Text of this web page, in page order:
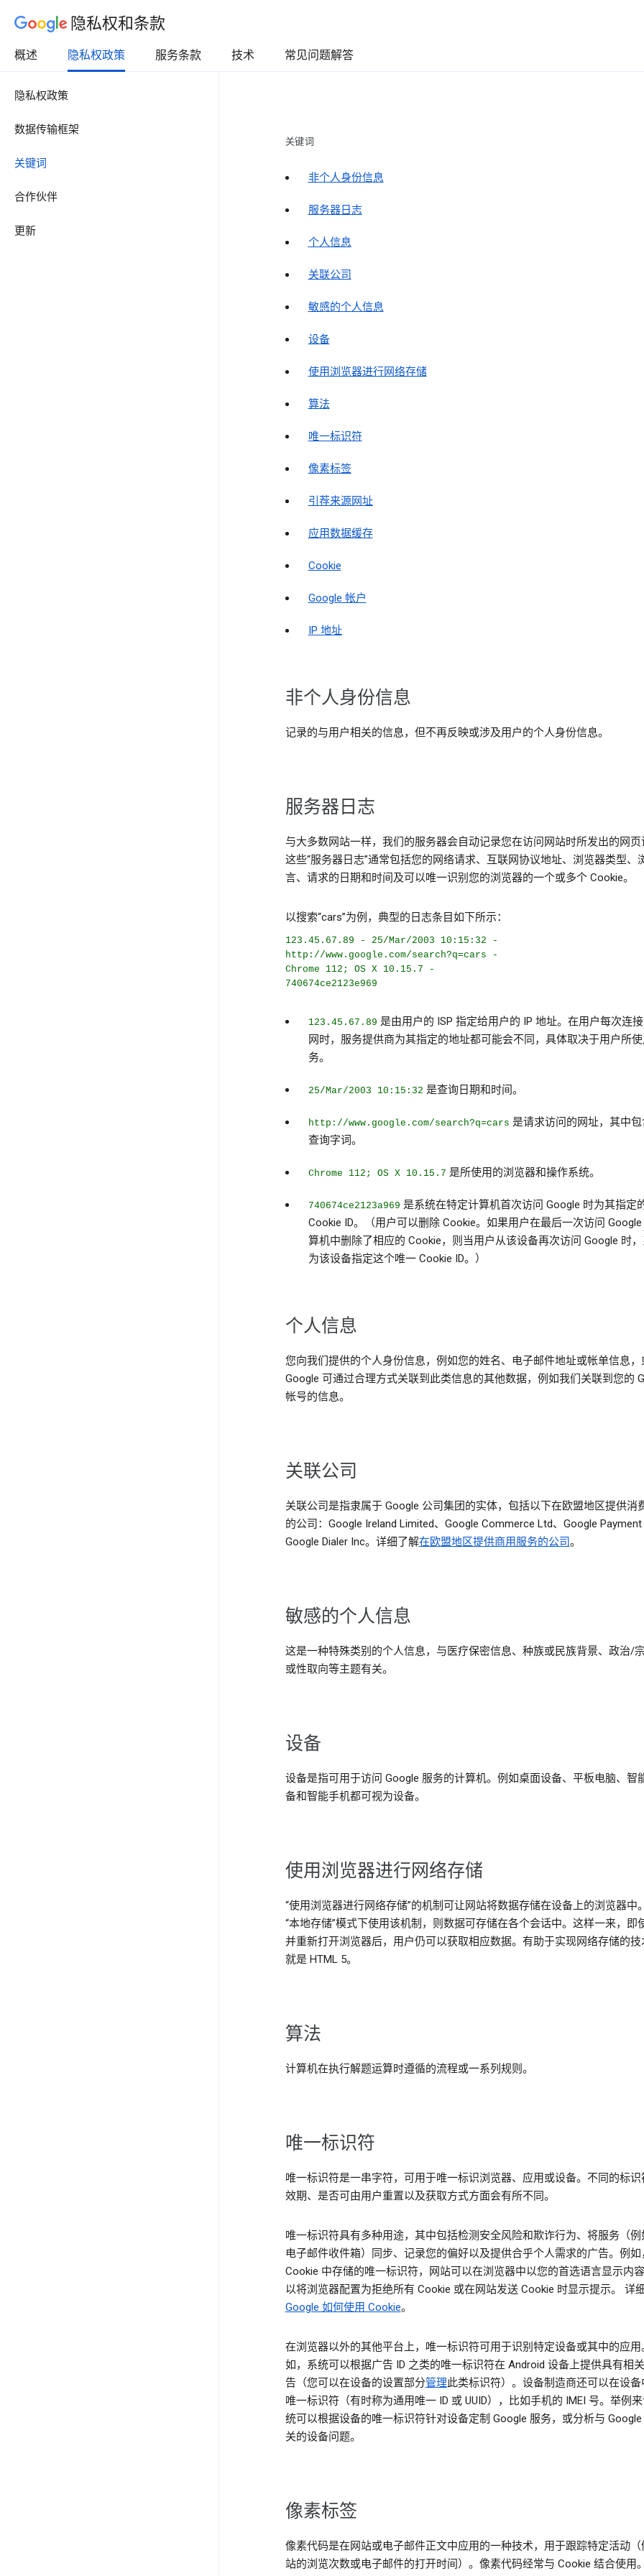
隐私权和条款
概述 隐私权政策 服务条款 技术 常见问题解答
隐私权政策
数据传输框架
关键词
合作伙伴
更新
关键词
非个人身份信息
服务器日志
个人信息
关联公司
敏感的个人信息
设备
使用浏览器进行网络存储
算法
唯一标识符
像素标签
引荐来源网址
应用数据缓存
Cookie
Google 帐户
IP 地址
非个人身份信息
记录的与用户相关的信息，但不再反映或涉及用户的个人身份信息。
服务器日志
与大多数网站一样，我们的服务器会自动记录您在访问网站时所发出的网页
这些“服务器日志”通常包括您的网络请求、互联网协议地址、浏览器类型、
言、请求的日期和时间及可以唯一识别您的浏览器的一个或多个 Cookie。
以搜索“cars”为例，典型的日志条目如下所示：
123.45.67.89 - 25/Mar/2003 10:15:32 -
http://www.google.com/search?q=cars -
Chrome 112; OS X 10.15.7 -
740674ce2123e969
123.45.67.89 是由用户的 ISP 指定给用户的 IP 地址。在用户每次连
网时，服务提供商为其指定的地址都可能会不同，具体取决于用户所
务。
25/Mar/2003 10:15:32 是查询日期和时间。
http://www.google.com/search?q=cars 是请求访问的网址，其中包
查询字词。
Chrome 112; OS X 10.15.7 是所使用的浏览器和操作系统。
740674ce2123a969 是系统在特定计算机首次访问 Google 时为其指定
Cookie ID。（用户可以删除 Cookie。如果用户在最后一次访问
算机中删除了相应的 Cookie，则当用户从该设备再次访问 Google 时
为该设备指定这个唯一 Cookie ID。）
个人信息
您向我们提供的个人身份信息，例如您的姓名、电子邮件地址或帐单信息，
Google 可通过合理方式关联到此类信息的其他数据，例如我们关联到您的
帐号的信息。
关联公司
关联公司是指隶属于 Google 公司集团的实体，包括以下在欧盟地区提供消
的公司：Google Ireland Limited、Google Commerce Ltd、Google
Google Dialer Inc。详细了解在欧盟地区提供商用服务的公司。
敏感的个人信息
这是一种特殊类别的个人信息，与医疗保密信息、种族或民族背景、政治/
或性取向等主题有关。
设备
设备是指可用于访问 Google 服务的计算机。例如桌面设备、平板电脑、智
备和智能手机都可视为设备。
使用浏览器进行网络存储
“使用浏览器进行网络存储”的机制可让网站将数据存储在设备上的浏览器中
“本地存储”模式下使用该机制，则数据可存储在各个会话中。这样一来，即
并重新打开浏览器后，用户仍可以获取相应数据。有助于实现网络存储的技
就是 HTML 5。
算法
计算机在执行解题运算时遵循的流程或一系列规则。
唯一标识符
唯一标识符是一串字符，可用于唯一标识浏览器、应用或设备。不同的标识
效期、是否可由用户重置以及获取方式方面会有所不同。
唯一标识符具有多种用途，其中包括检测安全风险和欺诈行为、将服务（例
电子邮件收件箱）同步、记录您的偏好以及提供合乎个人需求的广告。例如
Cookie 中存储的唯一标识符，网站可以在浏览器中以您的首选语言显示内
以将浏览器配置为拒绝所有 Cookie 或在网站发送 Cookie 时显示提示。 详
Google 如何使用 Cookie。
在浏览器以外的其他平台上，唯一标识符可用于识别特定设备或其中的应用
如，系统可以根据广告 ID 之类的唯一标识符在 Android 设备上提供具有相
告（您可以在设备的设置部分管理此类标识符）。设备制造商还可以在设备
唯一标识符（有时称为通用唯一 ID 或 UUID），比如手机的 IMEI 号。举例
统可以根据设备的唯一标识符针对设备定制 Google 服务，或分析与 Google
关的设备问题。
像素标签
像素代码是在网站或电子邮件正文中应用的一种技术，用于跟踪特定活动（
站的浏览次数或电子邮件的打开时间）。像素代码经常与 Cookie 结合使用。